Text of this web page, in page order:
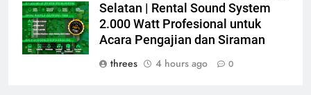
Selatan | Rental Sound System
2.000 Watt Profesional untuk
Acara Pengajian dan Siraman
threes
4 hours ago 0